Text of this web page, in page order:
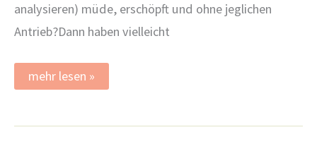
analysieren) müde, erschöpft und ohne jeglichen
Antrieb?Dann haben vielleicht
Erschöpfung
–
der
mehr lesen »